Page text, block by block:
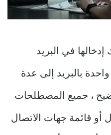
في البريد
بالبريد إلى عدة
، جميع المصطلحات
أو قائمة جهات الاتصال